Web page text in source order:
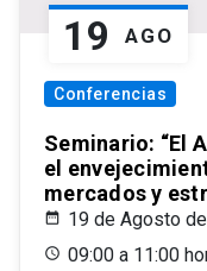
19 AGO
Conferencias
Seminario: “El
el
mercados y
19 de Agosto
09:00 a 11:00